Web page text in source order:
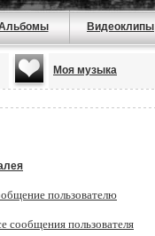
Видеоклипы
Моя музыка
пользователю
сообщения пользователя